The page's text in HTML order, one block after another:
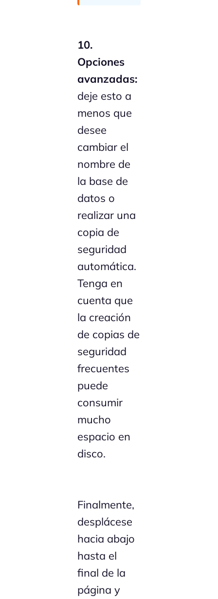
10.
Opciones
avanzadas:
deje esto a
menos que
desee
cambiar el
nombre de
la base de
datos o
realizar una
copia de
seguridad
automática.
Tenga en
cuenta que
la creación
de copias de
seguridad
frecuentes
puede
consumir
mucho
espacio en
disco.
Finalmente,
desplácese
hacia abajo
hasta el
final de la
página y